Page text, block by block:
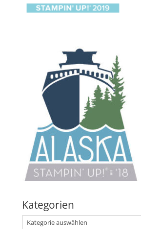
Kategorien
Kategorien